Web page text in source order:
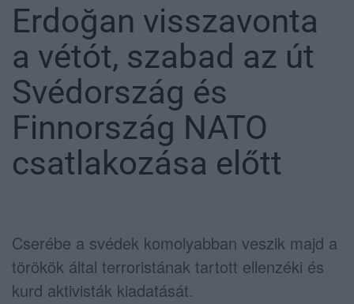
Erdoğan visszavonta
a vétót, szabad az út
Svédország és
Finnország NATO
csatlakozása előtt
Cserébe a svédek komolyabban veszik majd a
törökök által terroristának tartott ellenzéki és
kurd aktivisták kiadatását.